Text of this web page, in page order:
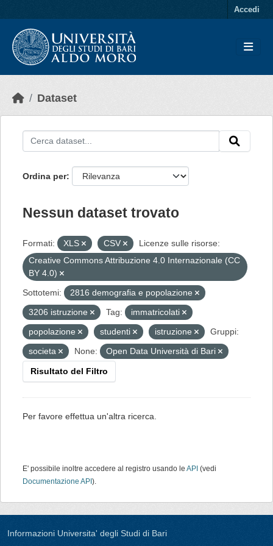
Accedi
Dataset
Ordina per
Nessun dataset trovato
Formati: XLS CSV
Licenze sulle risorse:
Creative Commons Attribuzione 4.0 Internazionale (CC
BY 4.0)
Sottotemi:
2816 demografia e popolazione
3206 istruzione
Tag:
immatricolati
popolazione
studenti istruzione
Gruppi:
societa
None: Open Data Università di Bari
Risultato del Filtro
Per favore effettua un'altra ricerca.
E' possibile inoltre accedere al registro usando le API (vedi
Documentazione API ).
Informazioni Universita' degli Studi di Bari